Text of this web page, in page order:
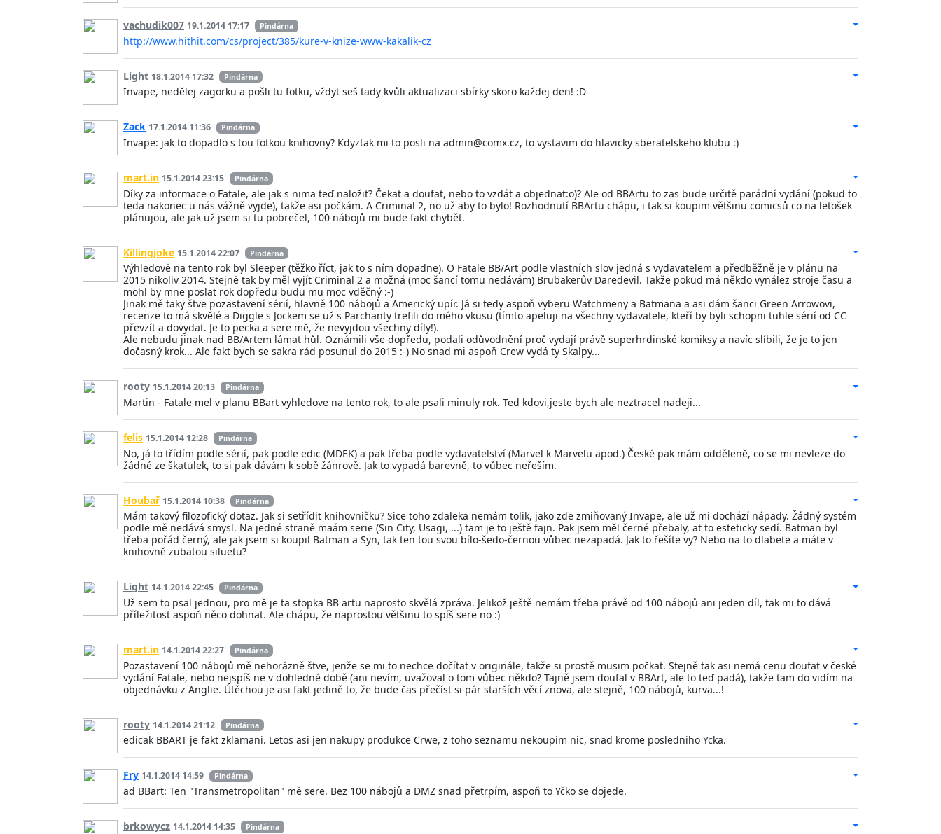
vachudik007 19.1.2014 17:17 Pindárna
http://www.hithit.com/cs/project/385/kure-v-knize-www-kakalik-cz
Light 18.1.2014 17:32 Pindárna
Invape, nedělej zagorku a pošli tu fotku, vždyť seš tady kvůli aktualizaci sbírky skoro každej den! :D
Zack 17.1.2014 11:36 Pindárna
Invape: jak to dopadlo s tou fotkou knihovny? Kdyztak mi to posli na admin@comx.cz, to vystavim do hlavicky sberatelskeho klubu :)
mart.in 15.1.2014 23:15 Pindárna
Díky za informace o Fatale, ale jak s nima teď naložit? Čekat a doufat, nebo to vzdát a objednat:o)? Ale od BBArtu to zas bude určitě parádní vydání (pokud to
teda nakonec u nás vážně vyjde), takže asi počkám. A Criminal 2, no už aby to bylo! Rozhodnutí BBArtu chápu, i tak si koupim většinu comicsů co na letošek
plánujou, ale jak už jsem si tu pobrečel, 100 nábojů mi bude fakt chybět.
Killingjoke 15.1.2014 22:07 Pindárna
Výhledově na tento rok byl Sleeper (těžko říct, jak to s ním dopadne). O Fatale BB/Art podle vlastních slov jedná s vydavatelem a předběžně je v plánu na
2015 nikoliv 2014. Stejně tak by měl vyjít Criminal 2 a možná (moc šancí tomu nedávám) Brubakerův Daredevil. Takže pokud má někdo vynález stroje času a
mohl by mne poslat rok dopředu budu mu moc vděčný :-)
Jinak mě taky štve pozastavení sérií, hlavně 100 nábojů a Americký upír. Já si tedy aspoň vyberu Watchmeny a Batmana a asi dám šanci Green Arrowovi,
recenze to má skvělé a Diggle s Jockem se už s Parchanty trefili do mého vkusu (tímto apeluji na všechny vydavatele, kteří by byli schopni tuhle sérií od CC
převzít a dovydat. Je to pecka a sere mě, že nevyjdou všechny díly!).
Ale nebudu jinak nad BB/Artem lámat hůl. Oznámili vše dopředu, podali odůvodnění proč vydají právě superhrdinské komiksy a navíc slíbili, že je to jen
dočasný krok... Ale fakt bych se sakra rád posunul do 2015 :-) No snad mi aspoň Crew vydá ty Skalpy...
rooty 15.1.2014 20:13 Pindárna
Martin - Fatale mel v planu BBart vyhledove na tento rok, to ale psali minuly rok. Ted kdovi,jeste bych ale neztracel nadeji...
felis 15.1.2014 12:28 Pindárna
No, já to třídím podle sérií, pak podle edic (MDEK) a pak třeba podle vydavatelství (Marvel k Marvelu apod.) České pak mám odděleně, co se mi nevleze do
žádné ze škatulek, to si pak dávám k sobě žánrově. Jak to vypadá barevně, to vůbec neřeším.
Houbař 15.1.2014 10:38 Pindárna
Mám takový filozofický dotaz. Jak si setřídit knihovničku? Sice toho zdaleka nemám tolik, jako zde zmiňovaný Invape, ale už mi dochází nápady. Žádný systém
podle mě nedává smysl. Na jedné straně maám serie (Sin City, Usagi, ...) tam je to ještě fajn. Pak jsem měl černé přebaly, ať to esteticky sedí. Batman byl
třeba pořád černý, ale jak jsem si koupil Batman a Syn, tak ten tou svou bílo-šedo-černou vůbec nezapadá. Jak to řešíte vy? Nebo na to dlabete a máte v
knihovně zubatou siluetu?
Light 14.1.2014 22:45 Pindárna
Už sem to psal jednou, pro mě je ta stopka BB artu naprosto skvělá zpráva. Jelikož ještě nemám třeba právě od 100 nábojů ani jeden díl, tak mi to dává
příležitost aspoň něco dohnat. Ale chápu, že naprostou většinu to spíš sere no :)
mart.in 14.1.2014 22:27 Pindárna
Pozastavení 100 nábojů mě nehorázně štve, jenže se mi to nechce dočítat v originále, takže si prostě musim počkat. Stejně tak asi nemá cenu doufat v české
vydání Fatale, nebo nejspíš ne v dohledné době (ani nevím, uvažoval o tom vůbec někdo? Tajně jsem doufal v BBArt, ale to teď padá), takže tam do vidím na
objednávku z Anglie. Útěchou je asi fakt jedině to, že bude čas přečíst si pár starších věcí znova, ale stejně, 100 nábojů, kurva...!
rooty 14.1.2014 21:12 Pindárna
edicak BBART je fakt zklamani. Letos asi jen nakupy produkce Crwe, z toho seznamu nekoupim nic, snad krome posledniho Ycka.
Fry 14.1.2014 14:59 Pindárna
ad BBart: Ten "Transmetropolitan" mě sere. Bez 100 nábojů a DMZ snad přetrpím, aspoň to Yčko se dojede.
brkowycz 14.1.2014 14:35 Pindárna